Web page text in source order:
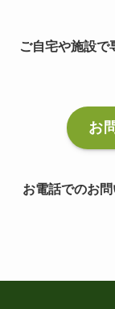
ご自宅や施設で
お
お電話でのお